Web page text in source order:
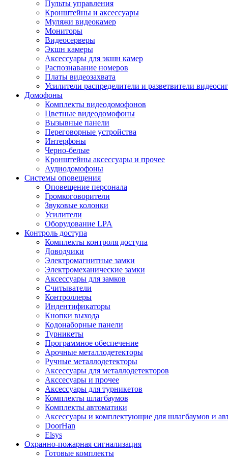
Пульты управления
Кронштейны и аксессуары
Муляжи видеокамер
Мониторы
Видеосерверы
Экшн камеры
Аксессуары для экшн камер
Распознавание номеров
Платы видеозахвата
Усилители распределители и разветвители
Домофоны
Комплекты видеодомофонов
Цветные видеодомофоны
Вызывные панели
Переговорные устройства
Интерфоны
Черно-белые
Кронштейны аксессуары и прочее
Аудиодомофоны
Системы оповещения
Оповещение персонала
Громкоговорители
Звуковые колонки
Усилители
Оборудование LPA
Контроль доступа
Комплекты контроля доступа
Доводчики
Электромагнитные замки
Электромеханические замки
Аксессуары для замков
Считыватели
Контроллеры
Индентификаторы
Кнопки выхода
Кодонаборные панели
Турникеты
Программное обеспечение
Арочные металлодетекторы
Ручные металлодетекторы
Аксессуары для металлодетекторов
Акссесуары и прочее
Аксессуары для турникетов
Комплекты шлагбаумов
Комплекты автоматики
Аксессуары и комплектующие для шлагбаумов и
DoorHan
Elsys
Охранно-пожарная сигнализация
Готовые комплекты